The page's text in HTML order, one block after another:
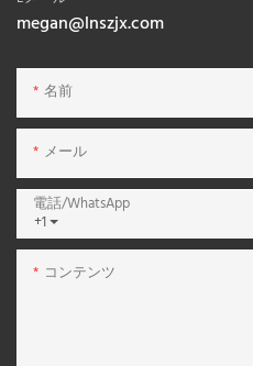
megan@lnszjx.com
名前
メール
+1
電話/WhatsApp
コンテンツ